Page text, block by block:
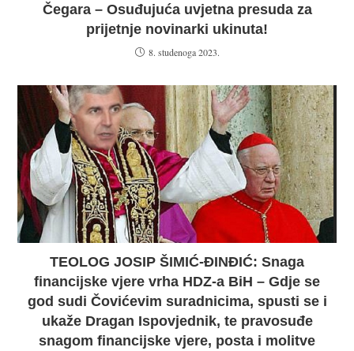
Čegara – Osuđujuća uvjetna presuda za
prijetnje novinarki ukinuta!
8. studenoga 2023.
TEOLOG JOSIP ŠIMIĆ-ĐINĐIĆ: Snaga
financijske vjere vrha HDZ-a BiH – Gdje se
god sudi Čovićevim suradnicima, spusti se i
ukaže Dragan Ispovjednik, te pravosuđe
snagom financijske vjere, posta i molitve